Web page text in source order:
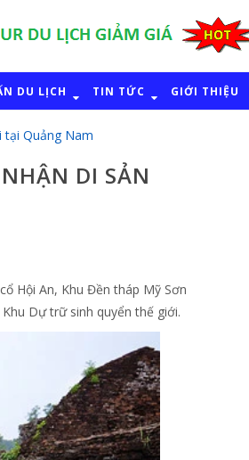
DU LỊCH TIN TỨC GIỚI THIỆU
tại Quảng Nam
DI SẢN
Hội An, Khu Đền tháp Mỹ Sơn
Dự trữ sinh quyển thế giới.